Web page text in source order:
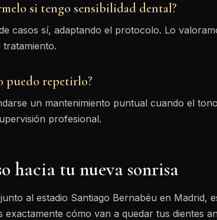
si tengo sensibilidad dental?
casos sí, adaptando el protocolo. Lo
puedo repetirlo?
un mantenimiento puntual cuando el
profesional.
hacia tu nueva sonrisa
al estadio Santiago Bernabéu en Madrid,
exactamente cómo van a quedar tus dientes